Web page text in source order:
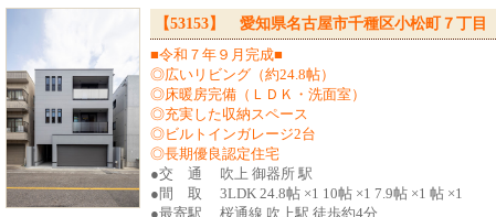
【53153】 愛知県名古屋市千種区小松町７丁目
■令和７年９月完成■
◎広いリビング（約24.8帖）
◎床暖房完備（ＬＤＫ・洗面室）
◎充実した収納スペース
◎ビルトインガレージ2台
◎長期優良認定住宅
●交 通 吹上 御器所 駅
●間 取 3LDK 24.8帖 ×1 10帖 ×1 7.9帖 ×1 帖 ×1
●最寄駅 桜通線 吹上駅 徒歩約4分